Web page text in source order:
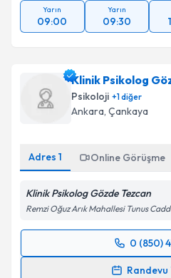
Yarın
09:00
Yarın
09:30
Klinik Psikolog
Psikoloji +1diğer
Ankara, Çankaya
Adres 1 Online Görüşme
Klinik Psikolog Gözde Tezcan
Remzi Oğuz Arık Mahallesi Tunus
0 (850)
Randevu
Randevu Takvimi